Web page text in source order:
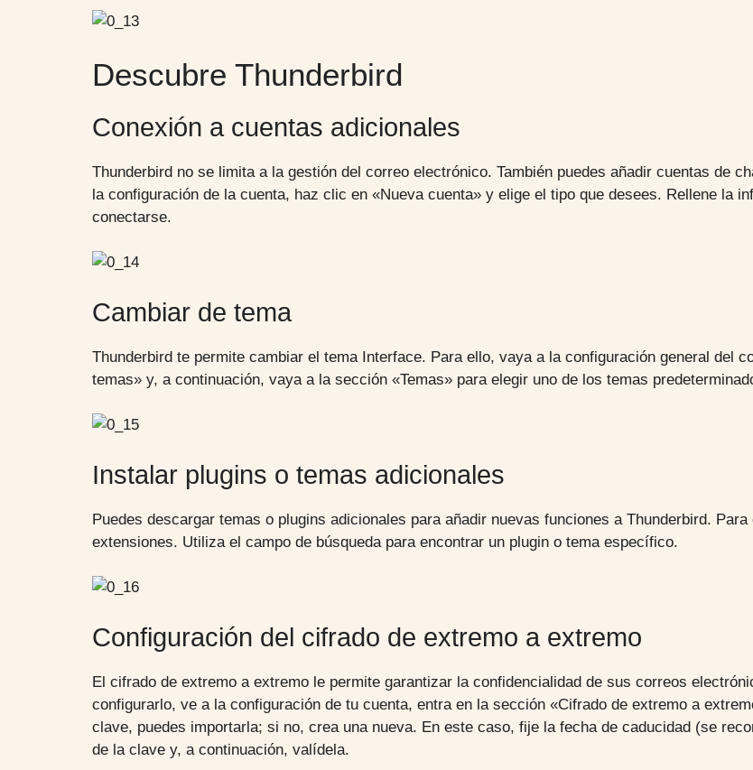
Descubre Thunderbird
Conexión a cuentas adicionales
Thunderbird no se limita a la gestión del correo electrónico. También puedes añadir cuentas de
la configuración de la cuenta, haz clic en «Nueva cuenta» y elige el tipo que desees. Rellene la
conectarse.
Cambiar de tema
Thunderbird te permite cambiar el tema Interface. Para ello, vaya a la configuración general del
temas» y, a continuación, vaya a la sección «Temas» para elegir uno de los temas
Instalar plugins o temas adicionales
Puedes descargar temas o plugins adicionales para añadir nuevas funciones a Thunderbird.
extensiones. Utiliza el campo de búsqueda para encontrar un plugin o tema específico.
Configuración del cifrado de extremo a extremo
El cifrado de extremo a extremo le permite garantizar la confidencialidad de sus correos
configurarlo, ve a la configuración de tu cuenta, entra en la sección «Cifrado de extremo a
clave, puedes importarla; si no, crea una nueva. En este caso, fije la fecha de caducidad (se
de la clave y, a continuación, valídela.